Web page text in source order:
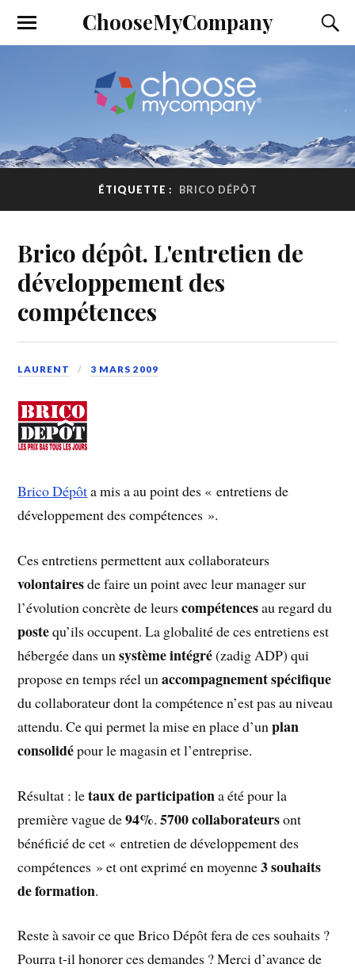
ChooseMyCompany
ÉTIQUETTE : BRICO DÉPÔT
Brico dépôt. L'entretien de
développement des
compétences
LAURENT 3 MARS 2009
Brico Dépôta mis a au point des « entretiens de
développement des compétences ».
Ces entretiens permettent aux collaborateurs
volontairesde faire un point avec leur manager sur
l’évolution concrète de leurscompétencesau regard du
postequ’ils occupent. La globalité de ces entretiens est
hébergée dans unsystème intégré(zadig ADP) qui
propose en temps réel unaccompagnement spécifique
du collaborateur dont la compétence n’est pas au niveau
attendu. Ce qui permet la mise en place d’unplan
consolidépour le magasin et l’entreprise.
Résultat : letaux de participationa été pour la
première vague de94%.5700 collaborateursont
bénéficié de cet « entretien de développement des
compétences » et ont exprimé en moyenne3 souhaits
de formation.
Reste à savoir ce que Brico Dépôt fera de ces souhaits ?
Pourra t-il honorer ces demandes ? Merci d’avance de